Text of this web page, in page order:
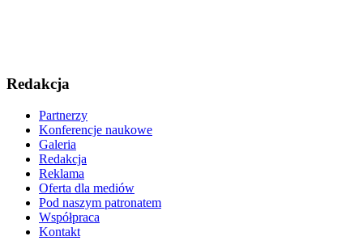
Redakcja
Partnerzy
Konferencje naukowe
Galeria
Redakcja
Reklama
Oferta dla mediów
Pod naszym patronatem
Współpraca
Kontakt